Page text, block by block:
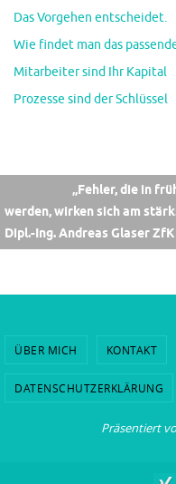
Das Vorgehen entscheidet.
Wie findet man das
Mitarbeiter sind Ihr Kapital
Prozesse sind der Schlüssel
„Fehler, die in frühen
werden, wirken sich am
Dipl.-Ing. Andreas Glaser
ÜBER MICH KONTAKT
DATENSCHUTZERKLÄRUNG
Präsentiert